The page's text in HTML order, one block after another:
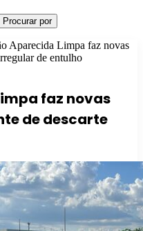
Procurar por
Aparecida Limpa faz novas
de entulho
faz novas
de descarte